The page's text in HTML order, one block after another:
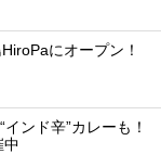
にオープン！
ンド辛”カレーも！
中